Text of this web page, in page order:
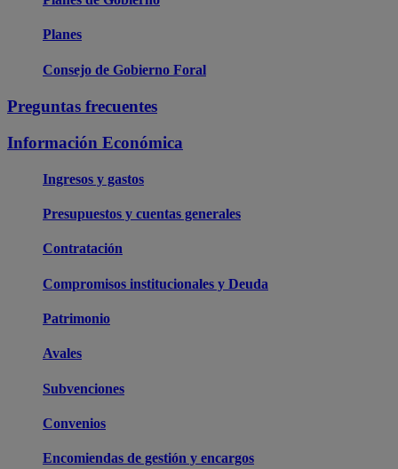
Planes
Consejo de Gobierno Foral
Preguntas frecuentes
Información Económica
Ingresos y gastos
Presupuestos y cuentas generales
Contratación
Compromisos institucionales y Deuda
Patrimonio
Avales
Subvenciones
Convenios
Encomiendas de gestión y encargos